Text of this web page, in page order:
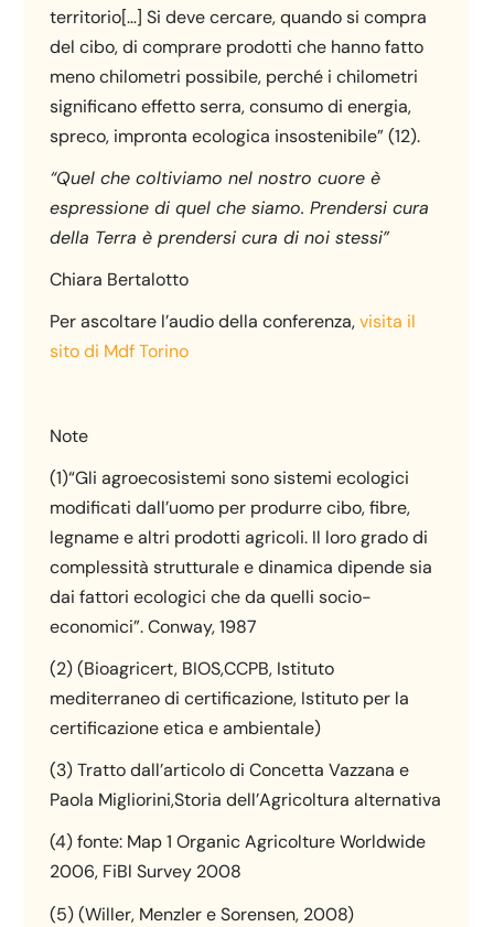
territorio[…] Si deve cercare, quando si compra
del cibo, di comprare prodotti che hanno fatto
meno chilometri possibile, perché i chilometri
significano effetto serra, consumo di energia,
spreco, impronta ecologica insostenibile” (12).
“Quel che coltiviamo nel nostro cuore è
espressione di quel che siamo. Prendersi cura
della Terra è prendersi cura di noi stessi”
Chiara Bertalotto
Per ascoltare l’audio della conferenza,visita il
sito di Mdf Torino
Note
(1)“Gli agroecosistemi sono sistemi ecologici
modificati dall’uomo per produrre cibo, fibre,
legname e altri prodotti agricoli. Il loro grado di
complessità strutturale e dinamica dipende sia
dai fattori ecologici che da quelli socio-
economici”. Conway, 1987
(2) (Bioagricert, BIOS,CCPB, Istituto
mediterraneo di certificazione, Istituto per la
certificazione etica e ambientale)
(3) Tratto dall’articolo di Concetta Vazzana e
Paola Migliorini,Storia dell’Agricoltura alternativa
(4) fonte: Map 1 Organic Agricolture Worldwide
2006, FiBl Survey 2008
(5) (Willer, Menzler e Sorensen, 2008)